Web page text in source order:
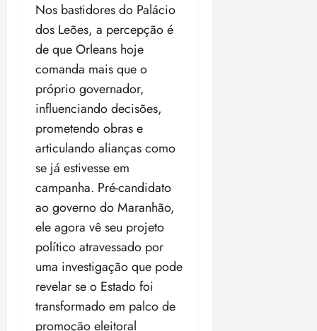
Nos bastidores do Palácio
dos Leões, a percepção é
de que Orleans hoje
comanda mais que o
próprio governador,
influenciando decisões,
prometendo obras e
articulando alianças como
se já estivesse em
campanha. Pré-candidato
ao governo do Maranhão,
ele agora vê seu projeto
político atravessado por
uma investigação que pode
revelar se o Estado foi
transformado em palco de
promoção eleitoral